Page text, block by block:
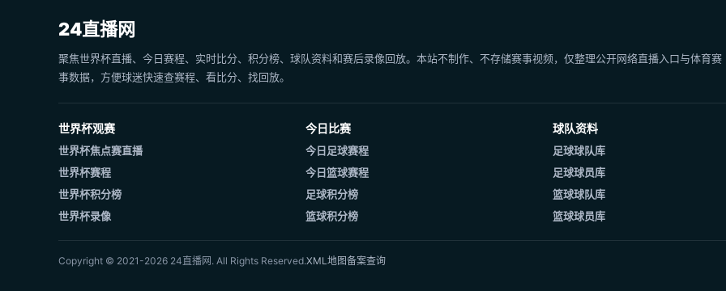
24直播网
聚焦世界杯直播、今日赛程、实时比分、积分榜、球队资料和赛后录像回放。本站不制作、不存储赛事视频，仅整理公开网络直播入口与体育赛
事数据，方便球迷快速查赛程、看比分、找回放。
世界杯观赛
世界杯焦点赛直播
世界杯赛程
世界杯积分榜
世界杯录像
今日比赛
今日足球赛程
今日篮球赛程
足球积分榜
篮球积分榜
球队资料
足球球队库
足球球员库
篮球球队库
篮球球员库
Copyright © 2021-2026 24直播网. All Rights Reserved.XML地图备案查询